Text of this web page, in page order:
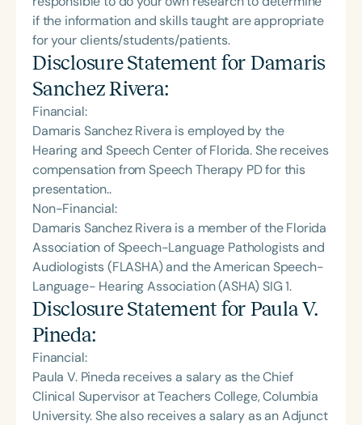
if the information and skills taught are appropriate
for your clients/students/patients.
Disclosure Statement for Damaris
Sanchez Rivera:
Financial:
Damaris Sanchez Rivera is employed by the
Hearing and Speech Center of Florida. She receives
compensation from Speech Therapy PD for this
presentation..
Non-Financial:
Damaris Sanchez Rivera is a member of the Florida
Association of Speech-Language Pathologists and
Audiologists (FLASHA) and the American Speech-
Language- Hearing Association (ASHA) SIG 1.
Disclosure Statement for Paula V.
Pineda:
Financial:
Paula V. Pineda receives a salary as the Chief
Clinical Supervisor at Teachers College, Columbia
University. She also receives a salary as an Adjunct